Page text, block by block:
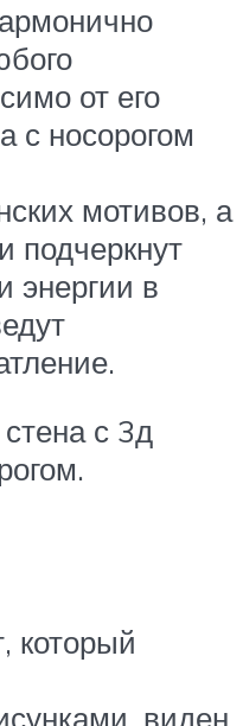
от его
с носорогом
мотивов, а
подчеркнут
энергии в
с 3д
который
виден